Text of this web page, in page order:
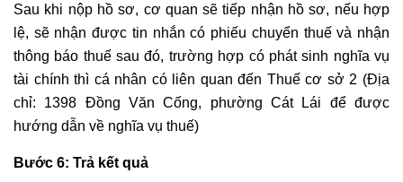
sản
chung
Giải
quyết
tranh
chấp
sự
Sau khi nộp hồ sơ, cơ quan sẽ tiếp nhận hồ sơ, nếu hợp
lệ, sẽ nhận được tin nhắn có phiếu chuyển thuế và nhận
thông báo thuế sau đó, trường hợp có phát sinh nghĩa vụ
tài chính thì cá nhân có liên quan đến Thuế cơ sở 2 (Địa
chỉ: 1398 Đồng Văn Cống, phường Cát Lái để được
hướng dẫn về nghĩa vụ thuế)
Bước 6: Trả kết quả